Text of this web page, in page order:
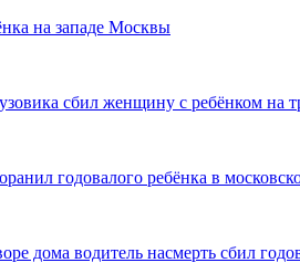
на западе Москвы
сбил женщину с ребёнком на
годовалого ребёнка в
дома водитель насмерть сбил